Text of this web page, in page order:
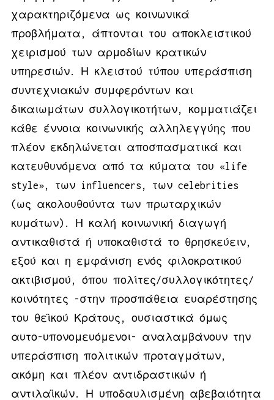
χαρακτηριζόμενα ως κοινωνικά
προβλήματα, άπτονται του αποκλειστικού
χειρισμού των αρμοδίων κρατικών
υπηρεσιών. Η κλειστού τύπου υπεράσπιση
συντεχνιακών συμφερόντων και
δικαιωμάτων συλλογικοτήτων, κομματιάζει
κάθε έννοια κοινωνικής αλληλεγγύης που
πλέον εκδηλώνεται αποσπασματικά και
κατευθυνόμενα από τα κύματα του «life
style», των influencers, των celebrities
(ως ακολουθούντα των πρωταρχικών
κυμάτων). Η καλή κοινωνική διαγωγή
αντικαθιστά ή υποκαθιστά το θρησκεύειν,
εξού και η εμφάνιση ενός φιλοκρατικού
ακτιβισμού, όπου πολίτες/συλλογικότητες/
κοινότητες -στην προσπάθεια ευαρέστησης
του θεϊκού Κράτους, ουσιαστικά όμως
αυτο-υπονομευόμενοι- αναλαμβάνουν την
υπεράσπιση πολιτικών προταγμάτων,
ακόμη και πλέον αντιδραστικών ή
αντιλαϊκών. Η υποδαυλισμένη αβεβαιότητα